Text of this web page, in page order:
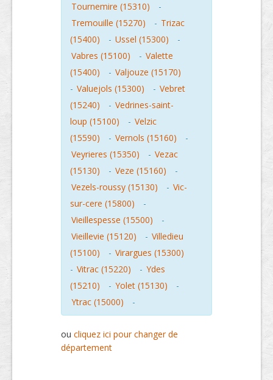
Tournemire (15310)
-
Tremouille (15270)
- Trizac
(15400)
- Ussel (15300)
-
Vabres (15100)
- Valette
(15400)
- Valjouze (15170)
- Valuejols (15300) - Vebret
(15240)
- Vedrines-saint-
loup (15100)
- Velzic
(15590)
- Vernols (15160)
-
Veyrieres (15350)
- Vezac
(15130)
- Veze (15160)
-
Vezels-roussy (15130)
- Vic-
sur-cere (15800)
-
Vieillespesse (15500)
-
Vieillevie (15120)
- Villedieu
(15100)
- Virargues (15300)
- Vitrac (15220) - Ydes
(15210)
- Yolet (15130)
-
Ytrac (15000)
-
ou cliquez ici pour changer de
département